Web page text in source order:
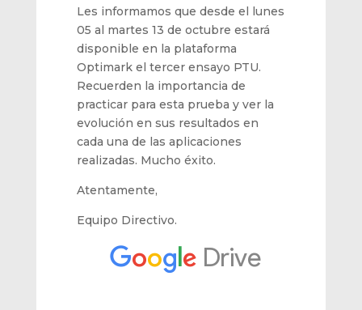
Les informamos que desde el lunes
05 al martes 13 de octubre estará
disponible en la plataforma
Optimark el tercer ensayo PTU.
Recuerden la importancia de
practicar para esta prueba y ver la
evolución en sus resultados en
cada una de las aplicaciones
realizadas. Mucho éxito.
Atentamente,
Equipo Directivo.